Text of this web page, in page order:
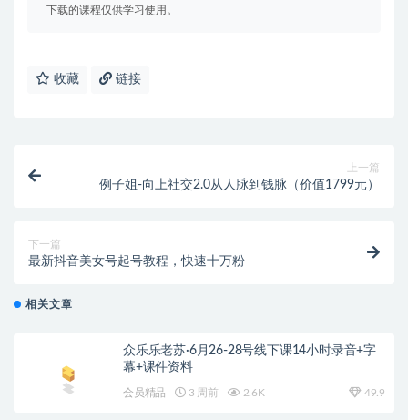
下载的课程仅供学习使用。
收藏 链接
上一篇
例子姐-向上社交2.0从人脉到钱脉（价值1799元）
下一篇
最新抖音美女号起号教程，快速十万粉
相关文章
众乐乐老苏·6月26-28号线下课14小时录音+字
幕+课件资料
会员精品 3 周前 2.6K 49.9